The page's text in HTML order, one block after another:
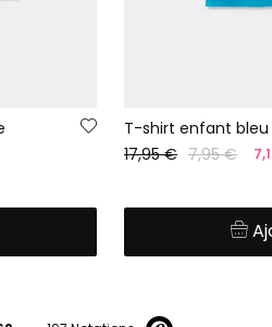
T-shirt enfant bleu
17,95 € 7,95 €